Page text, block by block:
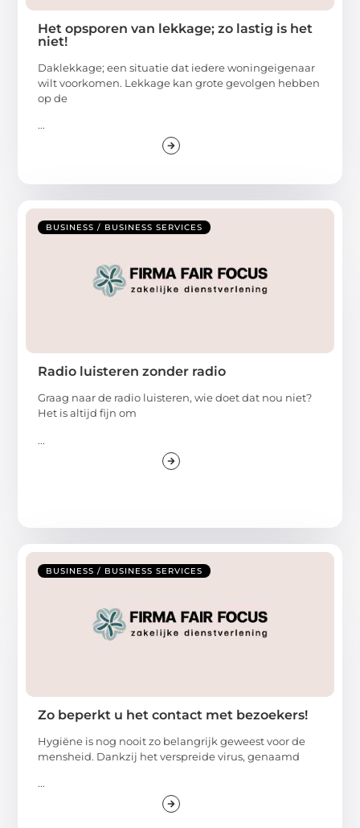
Het opsporen van lekkage; zo lastig is het
niet!
Daklekkage; een situatie dat iedere woningeigenaar
wilt voorkomen. Lekkage kan grote gevolgen hebben
op de
...
BUSINESS / BUSINESS SERVICES
Radio luisteren zonder radio
Graag naar de radio luisteren, wie doet dat nou niet?
Het is altijd fijn om
...
BUSINESS / BUSINESS SERVICES
Zo beperkt u het contact met bezoekers!
Hygiëne is nog nooit zo belangrijk geweest voor de
mensheid. Dankzij het verspreide virus, genaamd
...